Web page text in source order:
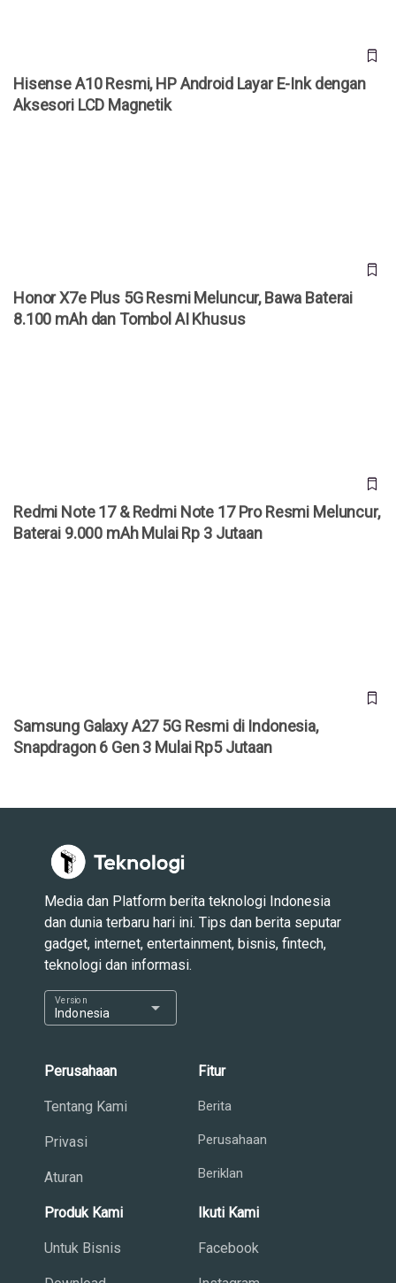
Hisense A10 Resmi, HP Android Layar E-Ink dengan
Aksesori LCD Magnetik
Honor X7e Plus 5G Resmi Meluncur, Bawa Baterai
8.100 mAh dan Tombol AI Khusus
Redmi Note 17 & Redmi Note 17 Pro Resmi Meluncur,
Baterai 9.000 mAh Mulai Rp 3 Jutaan
Samsung Galaxy A27 5G Resmi di Indonesia,
Snapdragon 6 Gen 3 Mulai Rp5 Jutaan
Media dan Platform berita teknologi Indonesia
dan dunia terbaru hari ini. Tips dan berita seputar
gadget, internet, entertainment, bisnis, fintech,
teknologi dan informasi.
Indonesia
Version arrow_drop_down
Perusahaan
Tentang Kami
Privasi
Aturan
Fitur
Berita
Perusahaan
Beriklan
Produk Kami
Untuk Bisnis
Ikuti Kami
Facebook